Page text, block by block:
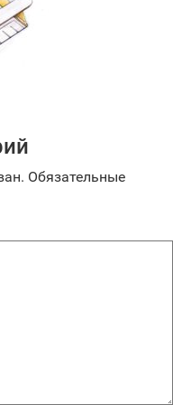
Обязательные